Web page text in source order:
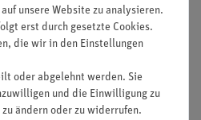
unsere Website zu analysieren.
erst durch gesetzte Cookies.
die wir in den Einstellungen
oder abgelehnt werden. Sie
und die Einwilligung zu
ändern oder zu widerrufen.